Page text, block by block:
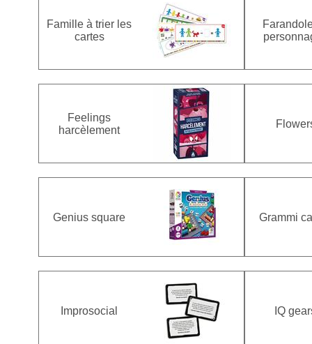
Famille à trier les
cartes
Feelings
harcèlement
Genius square Grammi
Improsocial IQ